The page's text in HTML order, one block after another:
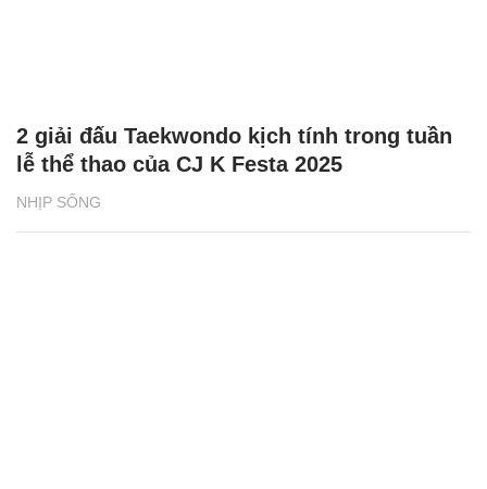
NHỊP SỐNG
2 giải đấu Taekwondo kịch tính trong tuần
lễ thể thao của CJ K Festa 2025